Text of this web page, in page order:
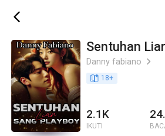
ic_back
Sentuhan
Danny fabiano ic_arrow_right
book_age 18+
2.1K
IKUTI